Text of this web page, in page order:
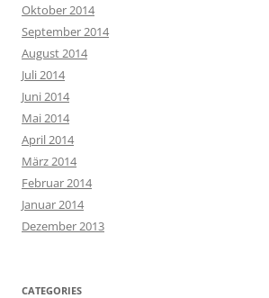
Oktober 2014
September 2014
August 2014
Juli 2014
Juni 2014
Mai 2014
April 2014
März 2014
Februar 2014
Januar 2014
Dezember 2013
CATEGORIES